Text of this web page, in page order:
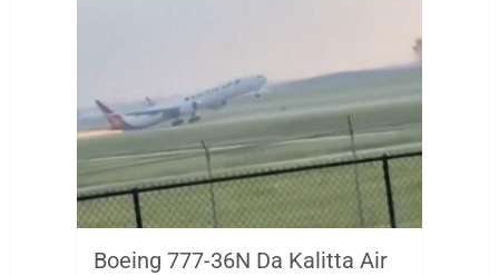
Boeing 777-36N Da Kalitta Air